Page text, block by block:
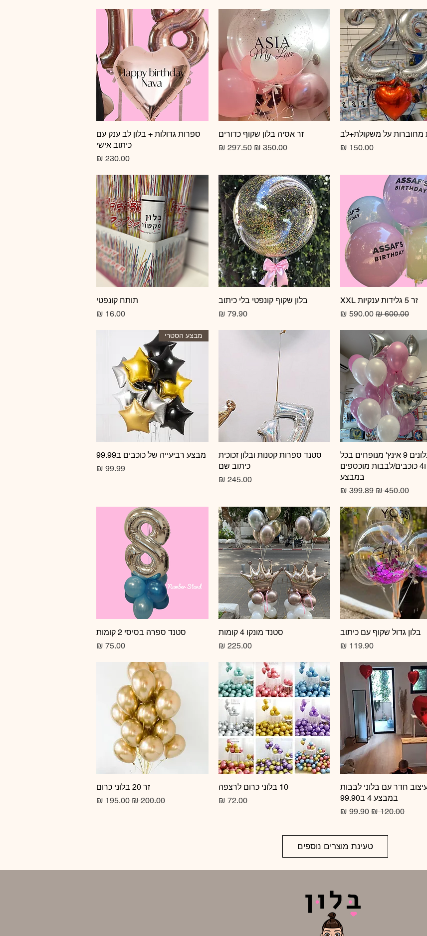
תצוגה מהירה
מחוברות על משקולת+לב
מחיר
תצוגה מהירה
זר אסיה בלון שקוף כדורים
מחיר רגיל‏350.00 ‏₪ מחיר מבצע‏297.50 ‏₪
תצוגה מהירה
ספרות גדולות + בלון לב ענק עם
כיתוב אישי
מחיר
תצוגה מהירה
זר 5 גלידות ענקיות XXL
מחיר רגיל מחיר מבצע
תצוגה מהירה
בלון שקוף קונפטי בלי כיתוב
מחיר‏79.90 ‏₪
תצוגה מהירהתותח קונפטי
מחיר
תצוגה מהירה
30 בלונים 9 אינץ' מנופחים בכל
צבע ו4 כוכבים/לבבות מוכספים
במבצע
מחיר רגיל מחיר מבצע
תצוגה מהירה
סטנד ספרות קטנות ובלון זכוכית
כיתוב שם
מחיר‏245.00 ‏₪
תצוגה מהירה
מבצע הסטרי
מבצע רביעייה של כוכבים ב99.99
מחיר
תצוגה מהירה
בלון גדול שקוף עם כיתוב
מחיר
תצוגה מהירה
סטנד מונקו 4 קומות
מחיר‏225.00 ‏₪
תצוגה מהירה
סטנד ספרה בסיסי 2 קומות
מחיר
תצוגה מהירה
חדר עם בלוני לבבות
במבצע 4 ב99.90
מחיר רגיל מחיר מבצע
תצוגה מהירה
10 בלוני כרום לרצפה
מחיר‏72.00 ‏₪
תצוגה מהירה
זר 20 בלוני כרום
מחיר רגיל מחיר מבצע
טעינת מוצרים נוספים